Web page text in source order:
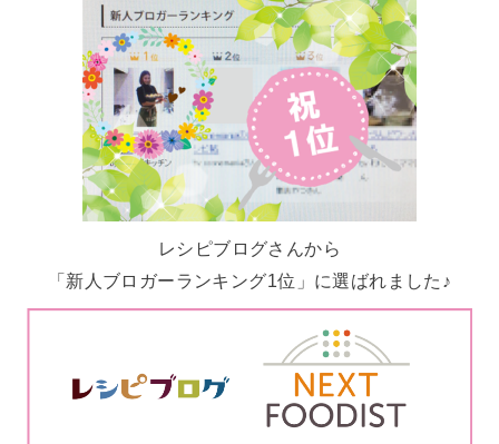
レシピブログさんから
「新人ブロガーランキング1位」に選ばれました♪